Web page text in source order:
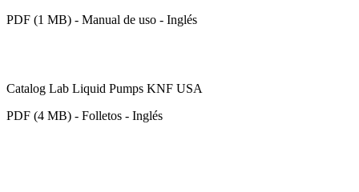
PDF (1 MB) - Manual de uso - Inglés
Catalog Lab Liquid Pumps KNF USA
PDF (4 MB) - Folletos - Inglés